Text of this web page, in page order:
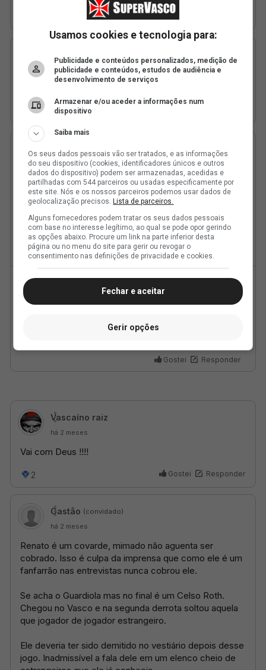
Usamos cookies e tecnologia para:
Publicidade e conteúdos personalizados, medição de
publicidade e conteúdos, estudos de audiência e
desenvolvimento de serviços
Armazenar e/ou aceder a informações num
dispositivo
Saiba mais
Os seus dados pessoais vão ser tratados, e as informações
do seu dispositivo (cookies, identificadores únicos e outros
dados do dispositivo) podem ser armazenadas, acedidas e
partilhadas com 544 parceiros ou usadas especificamente por
este site. Nós e os nossos parceiros podemos usar dados de
geolocalização precisos. Lista de parceiros.
Alguns fornecedores podem tratar os seus dados pessoais
com base no interesse legítimo, ao qual se pode opor gerindo
as opções abaixo. Procure um link na parte inferior desta
página ou no menu do site para gerir ou revogar o
consentimento nas definições de privacidade e cookies.
Fechar e aceitar
Gerir opções